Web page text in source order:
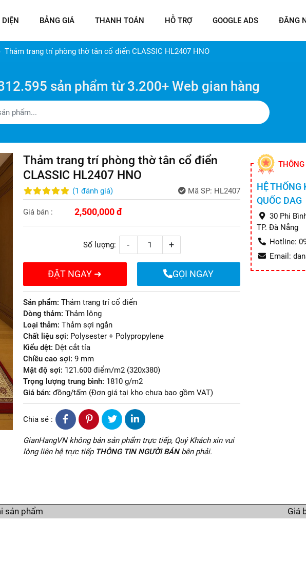
DIỆN BẢNG GIÁ THANH TOÁN HỖ TRỢ GOOGLE ADS ĐĂNG
Thảm trang trí phòng thờ tân cổ điển CLASSIC HL2407 HNO
sản phẩm từ 3.200+ Web gian hàng
Thảm trang trí phòng thờ tân cổ điển
CLASSIC HL2407 HNO
(1 đánh giá) Mã SP: HL2407
Giá bán : 2,500,000 đ
Số lượng: - +
ĐẶT NGAY ➜ GỌI NGAY
Sản phẩm: Thảm trang trí cổ điển
Dòng thảm: Thảm lông
Loại thảm: Thảm sợi ngắn
Chất liệu sợi: Polysester + Polypropylene
Kiểu dệt: Dệt cắt tỉa
Chiều cao sợi: 9 mm
Mật độ sợi: 121.600 điểm/m2 (320x380)
Trọng lượng trung bình: 1810 g/m2
Giá bán: đồng/tấm (Đơn giá tại kho chưa bao gồm VAT)
Chia sẻ :
GianHangVN không bán sản phẩm trực tiếp, Quý Khách xin vui
lòng liên hệ trực tiếp THÔNG TIN NGƯỜI BÁNbên phải.
HỆ THỐNG
QUỐC DAG
30 Phi
TP. Đà Nẵng
Hotline:
Email:
sản phẩm
Giá